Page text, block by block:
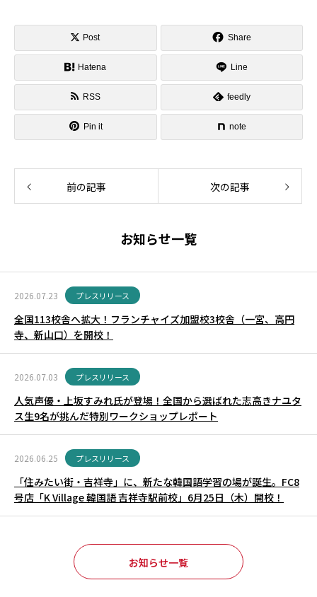
Post Share
Hatena Line
RSS feedly
Pin it note
前の記事 次の記事
お知らせ一覧
2026.07.23 プレスリリース
全国113校舎へ拡大！フランチャイズ加盟校3校舎（一宮、高円
寺、新山口）を開校！
2026.07.03 プレスリリース
人気声優・上坂すみれ氏が登場！全国から選ばれた志高きナユタ
ス生9名が挑んだ特別ワークショップレポート
2026.06.25 プレスリリース
「住みたい街・吉祥寺」に、新たな韓国語学習の場が誕生。FC8
号店「K Village 韓国語 吉祥寺駅前校」6月25日（木）開校！
お知らせ一覧